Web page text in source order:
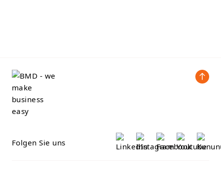
Folgen Sie uns